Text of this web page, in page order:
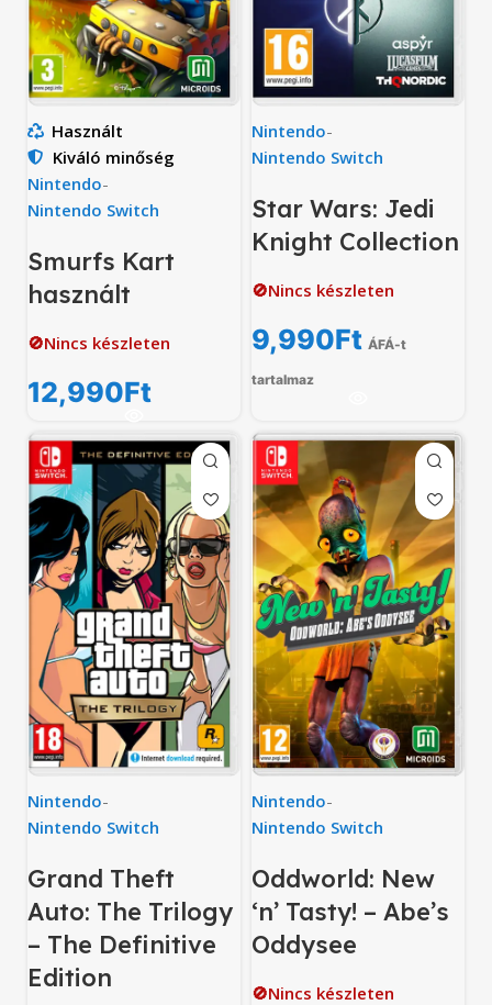
Használt
Kiváló minőség
Nintendo-
Nintendo Switch
Smurfs Kart
használt
🚫Nincs készleten
12,990Ft
Nintendo-
Nintendo Switch
Star Wars: Jedi
Knight Collection
🚫Nincs készleten
9,990Ft ÁFÁ-t
tartalmaz
Nintendo-
Nintendo Switch
Grand Theft
Auto: The Trilogy
– The Definitive
Edition
Nintendo-
Nintendo Switch
Oddworld: New
‘n’ Tasty! – Abe’s
Oddysee
🚫Nincs készleten